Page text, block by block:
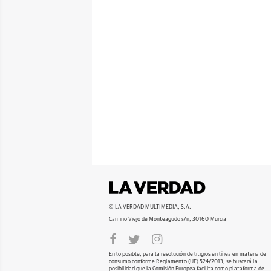
© LA VERDAD MULTIMEDIA, S.A.
Camino Viejo de Monteagudo s/n, 30160 Murcia
En lo posible, para la resolución de litigios en línea en materia de
consumo conforme Reglamento (UE) 524/2013, se buscará la
posibilidad que la Comisión Europea facilita como plataforma de